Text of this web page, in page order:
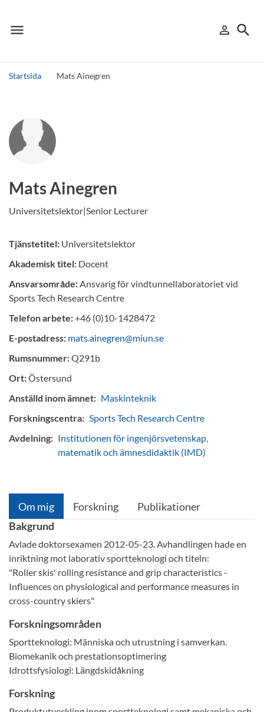
menu
Meny person_outline
Logga in
search
Sök
Startsida Mats Ainegren
Andra söktjänster
Detta är vår testmiljö - endast testdata
Mats Ainegren
Universitetslektor|Senior Lecturer
Tjänstetitel: Universitetslektor
Akademisk titel: Docent
Ansvarsområde:Ansvarig för vindtunnellaboratoriet vid
Sports Tech Research Centre
Telefon arbete:+46 (0)10-1428472
E-postadress: mats.ainegren@miun.se
Rumsnummer:Q291b
Ort:Östersund
Anställd inom ämnet: Maskinteknik
Forskningscentra: Sports Tech Research Centre
Avdelning: Institutionen för ingenjörsvetenskap,
matematik och ämnesdidaktik (IMD)
Om mig Forskning
Publikationer
Bakgrund
Avlade doktorsexamen 2012-05-23. Avhandlingen hade en
inriktning mot laborativ sportteknologi och titeln:
"Roller skis' rolling resistance and grip characteristics -
Influences on physiological and performance measures in
cross-country skiers"
Forskningsområden
Sportteknologi: Människa och utrustning i samverkan.
Biomekanik och prestationsoptimering
Idrottsfysiologi: Längdskidåkning
Forskning